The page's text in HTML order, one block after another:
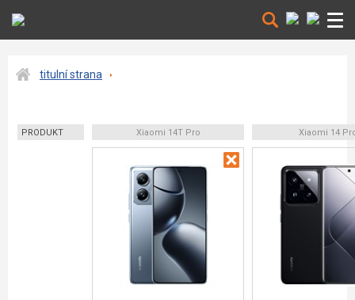
titulní strana
PRODUKT Xiaomi 14T Pro Xiaomi 14